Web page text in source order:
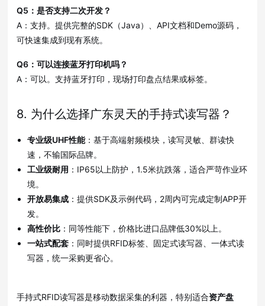
Q5：是否支持二次开发？
A：支持。提供完整的SDK（Java）、API文档和Demo源码，
可快速集成到现有系统。
Q6：可以连接蓝牙打印机吗？
A：可以。支持蓝牙打印，现场打印盘点结果或标签。
8. 为什么选择广东灵天的手持式读写器？
专业级UHF性能：基于高端射频模块，读写灵敏、群读快
速，不输国际品牌。
工业级耐用 ：IP65以上防护，1.5米抗跌落，适合严苛作业环
境。
开放易集成 ：提供SDK及示例代码，2周内可完成定制APP开
发。
高性价比 ：同等性能下，价格比进口品牌低30%以上。
一站式配套 ：同时提供RFID标签、固定式读写器、一体式读
写器，统一采购更省心。
手持式RFID读写器是移动数据采集的利器，特别适合资产盘